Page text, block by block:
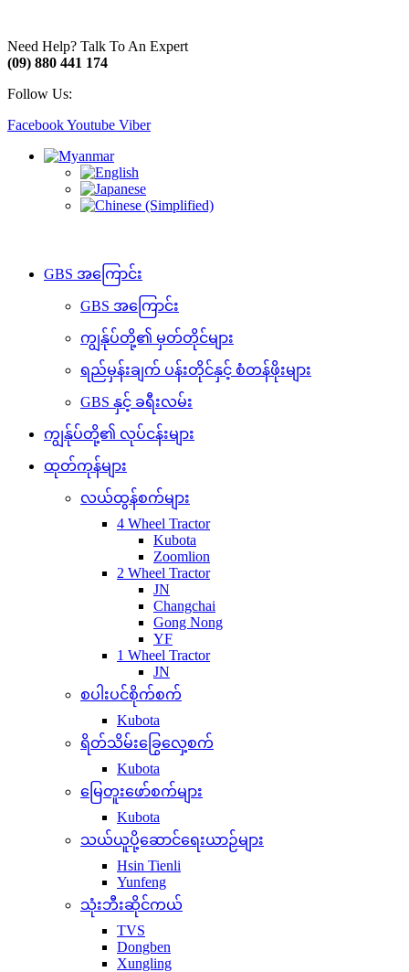
Need Help? Talk To An Expert
(09) 880 441 174
Follow Us:
FacebookYoutube Viber
GBS အကြောင်း
GBS အကြောင်း
ကျွန်ုပ်တို့၏ မှတ်တိုင်များ
ရည်မှန်းချက် ပန်းတိုင်နှင့် စံတန်ဖိုးများ
GBS နှင့် ခရီးလမ်း
ကျွန်ုပ်တို့၏ လုပ်ငန်းများ
ထုတ်ကုန်များ
လယ်ထွန်စက်များ
4 Wheel Tractor
Kubota
Zoomlion
2 Wheel Tractor
JN
Changchai
Gong Nong
YF
1 Wheel Tractor
JN
စပါးပင်စိုက်စက်
Kubota
ရိတ်သိမ်းခြွေလှေ့စက်
Kubota
မြေတူးဖော်စက်များ
Kubota
သယ်ယူပို့ဆောင်ရေးယာဉ်များ
Hsin Tienli
Yunfeng
သုံးဘီးဆိုင်ကယ်
TVS
Dongben
Xungling